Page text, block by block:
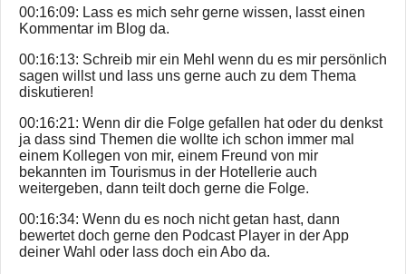
00:16:09: Lass es mich sehr gerne wissen, lasst einen
Kommentar im Blog da.
00:16:13: Schreib mir ein Mehl wenn du es mir persönlich
sagen willst und lass uns gerne auch zu dem Thema
diskutieren!
00:16:21: Wenn dir die Folge gefallen hat oder du denkst
ja dass sind Themen die wollte ich schon immer mal
einem Kollegen von mir, einem Freund von mir
bekannten im Tourismus in der Hotellerie auch
weitergeben, dann teilt doch gerne die Folge.
00:16:34: Wenn du es noch nicht getan hast, dann
bewertet doch gerne den Podcast Player in der App
deiner Wahl oder lass doch ein Abo da.